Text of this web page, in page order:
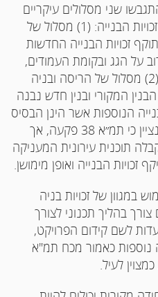
במסגרת תמ״א 38 התגבשו שני מסלולים עיקריים
המשפיעים ישירות על הקצאת זכויות הבנייה: (1) מסלול של
(תמ״א 38/3) ובו מתוקף זכויות הבנייה החדשות
על הגג ובקומת העמודים,
לצד הרחבת הדירות הקיימות; (2) מסלול של הריסה ובניה
ובו נהרס הבנין המקורי ובנין חדש נבנה
הנוספות אשר הינן הבסיס
הכלכלי למימוש הפרויקט. עוד נציין כי תמ״א 38 פקעה, אך
תוכנית עירונית המעניקה
זכויות הבנייה ואופן מימושן.
במגוון של זכויות בניה
בהליך תכנוני לצורך
לשם קידום הפרויקט,
נוספות כאמור מכח תמ"א